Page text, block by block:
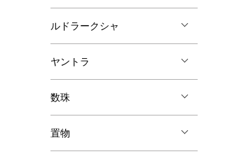
ルドラークシャ
ヤントラ
数珠
置物